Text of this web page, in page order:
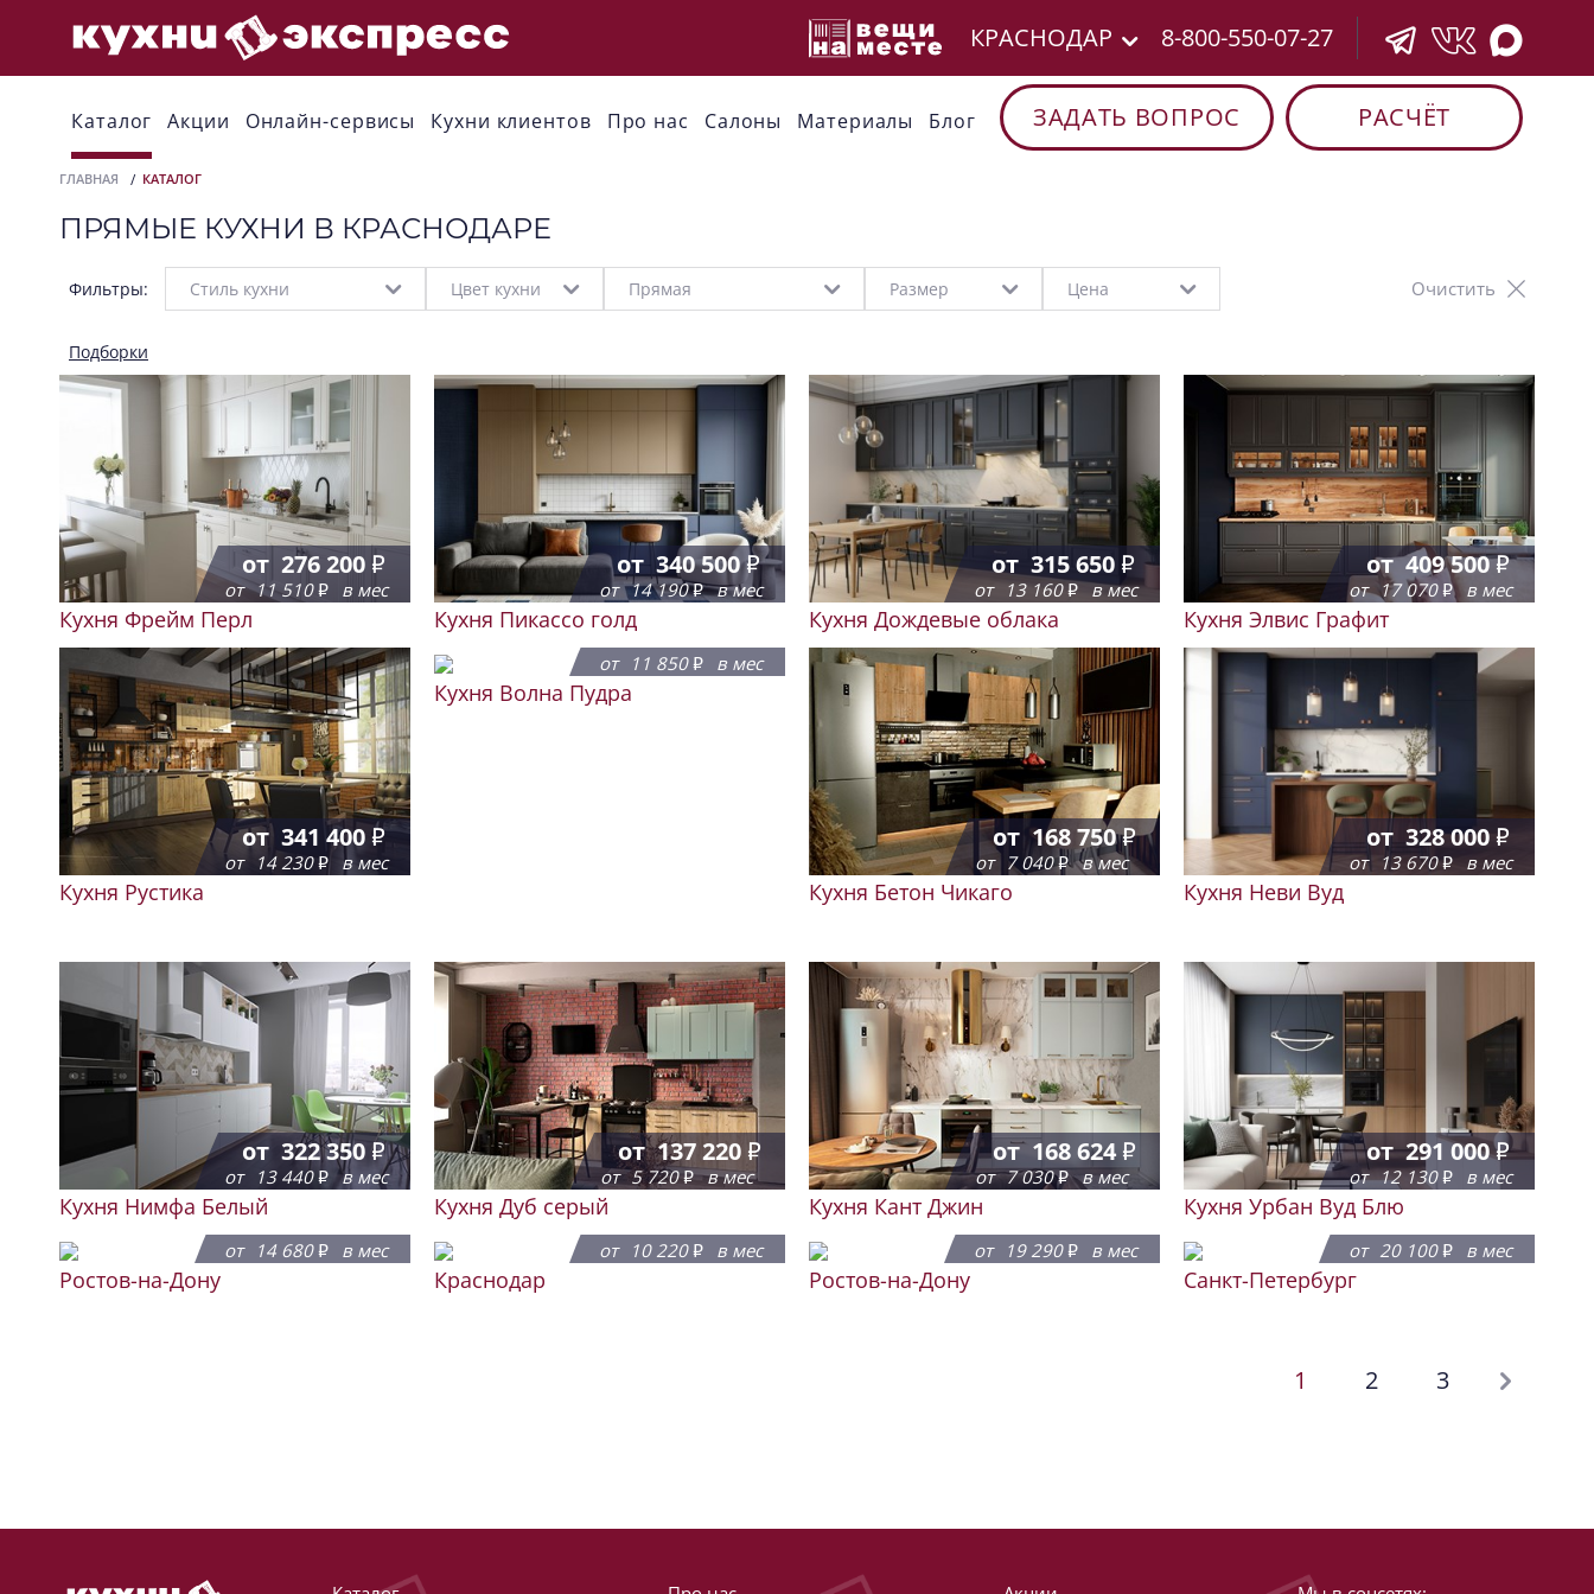
КРАСНОДАР 8-800-550-07-27
Каталог Акции Онлайн-сервисы Кухни клиентов Про нас Cалоны Материалы Блог ЗАДАТЬ ВОПРОС РАСЧЁТ
ГЛАВНАЯ КАТАЛОГ
ПРЯМЫЕ КУХНИ В КРАСНОДАРЕ
Фильтры: Стиль кухни Цвет кухни Прямая Размер Цена Очистить
Подборки
от 276 200
от 11 510 в мес
Кухня Фрейм Перл
от 340 500
от 14 190 в мес
Кухня Пикассо голд
от 315 650
от 13 160 в мес
Кухня Дождевые облака
от 409 500
от 17 070 в мес
Кухня Элвис Графит
от 341 400
от 14 230 в мес
Кухня Рустика
от
от 11 850 в мес
Кухня Волна Пудра
от 168 750
от 7 040 в мес
Кухня Бетон Чикаго
от 328 000
от 13 670 в мес
Кухня Неви Вуд
от 322 350
от 13 440 в мес
Кухня Нимфа Белый
от 137 220
от 5 720 в мес
Кухня Дуб серый
от 168 624
от 7 030 в мес
Кухня Кант Джин
от 291 000
от 12 130 в мес
Кухня Урбан Вуд Блю
от
от 14 680 в мес
Ростов-на-Дону
от 10 220 в мес
Краснодар
от 19 290 в мес
Ростов-на-Дону
от
от 20 100 в мес
Санкт-Петербург
1 2 3